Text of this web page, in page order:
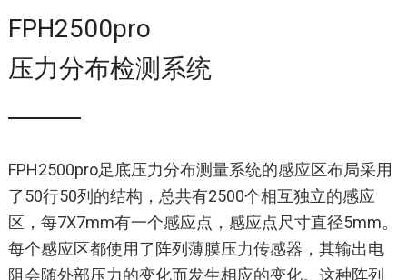
FPH2500pro
压力分布检测系统
FPH2500pro足底压力分布测量系统的感应区布局采用
了50行50列的结构，总共有2500个相互独立的感应
区，每7X7mm有一个感应点，感应点尺寸直径5mm。
每个感应区都使用了阵列薄膜压力传感器，其输出电
阻会随外部压力的变化而发生相应的变化。这种阵列